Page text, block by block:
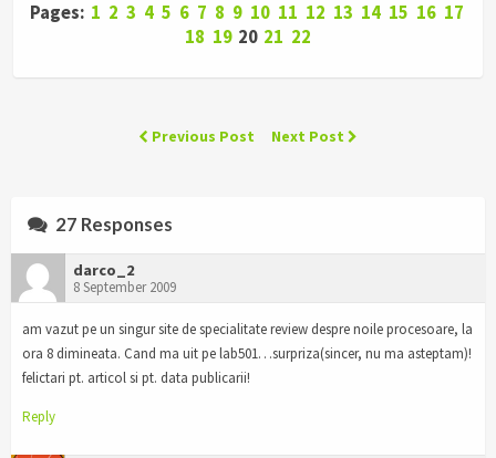
Pages: 1 2 3 4 5 6 7 8 9 10 11 12 13 14 15 16 17
18 19 20 21 22
Previous Post Next Post
27 Responses
darco_2
8 September 2009
am vazut pe un singur site de specialitate review despre noile procesoare, la
ora 8 dimineata. Cand ma uit pe lab501…surpriza(sincer, nu ma asteptam)!
felictari pt. articol si pt. data publicarii!
Reply